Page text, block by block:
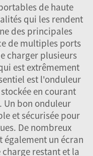
de haute
qui les rendent
des principales
de multiples ports
charger plusieurs
est extrêmement
est l'onduleur
en courant
bon onduleur
et sécurisée pour
De nombreux
un écran
restant et la